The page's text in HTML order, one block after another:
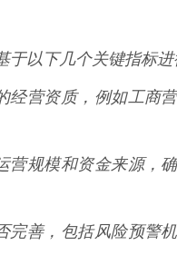
以下几个关键指标进
营资质，例如工商
规模和资金来源，
善，包括风险预警